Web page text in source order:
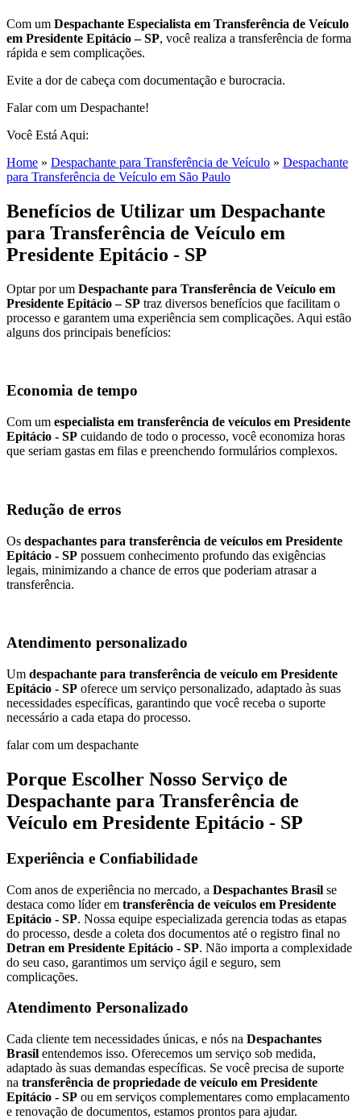
Com um Despachante Especialista em Transferência de Veículo
em Presidente Epitácio – SP, você realiza a transferência de forma
rápida e sem complicações.
Evite a dor de cabeça com documentação e burocracia.
Falar com um Despachante!
Você Está Aqui:
Home » Despachante para Transferência de Veículo » Despachante
para Transferência de Veículo em São Paulo
Benefícios de Utilizar um Despachante
para Transferência de Veículo em
Presidente Epitácio - SP
Optar por um Despachante para Transferência de Veículo em
Presidente Epitácio – SP traz diversos benefícios que facilitam o
processo e garantem uma experiência sem complicações. Aqui estão
alguns dos principais benefícios:
Economia de tempo
Com um especialista em transferência de veículos em Presidente
Epitácio - SP cuidando de todo o processo, você economiza horas
que seriam gastas em filas e preenchendo formulários complexos.
Redução de erros
Os despachantes para transferência de veículos em Presidente
Epitácio - SP possuem conhecimento profundo das exigências
legais, minimizando a chance de erros que poderiam atrasar a
transferência.
Atendimento personalizado
Um despachante para transferência de veículo em Presidente
Epitácio - SP oferece um serviço personalizado, adaptado às suas
necessidades específicas, garantindo que você receba o suporte
necessário a cada etapa do processo.
falar com um despachante
Porque Escolher Nosso Serviço de
Despachante para Transferência de
Veículo em Presidente Epitácio - SP
Experiência e Confiabilidade
Com anos de experiência no mercado, a Despachantes Brasil se
destaca como líder em transferência de veículos em Presidente
Epitácio - SP. Nossa equipe especializada gerencia todas as etapas
do processo, desde a coleta dos documentos até o registro final no
Detran em Presidente Epitácio - SP. Não importa a complexidade
do seu caso, garantimos um serviço ágil e seguro, sem
complicações.
Atendimento Personalizado
Cada cliente tem necessidades únicas, e nós na Despachantes
Brasil entendemos isso. Oferecemos um serviço sob medida,
adaptado às suas demandas específicas. Se você precisa de suporte
na transferência de propriedade de veículo em Presidente
Epitácio - SP ou em serviços complementares como emplacamento
e renovação de documentos, estamos prontos para ajudar.